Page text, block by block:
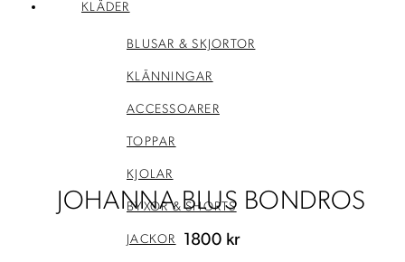
KLÄDER
BLUSAR & SKJORTOR
KLÄNNINGAR
ACCESSOARER
TOPPAR
KJOLAR
BYXOR & SHORTS
JACKOR
JOHANNA BLUS BONDROS
1800 kr